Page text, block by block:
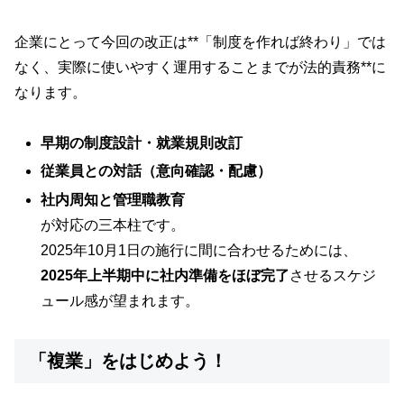
企業にとって今回の改正は**「制度を作れば終わり」では
なく、実際に使いやすく運用することまでが法的責務**に
なります。
早期の制度設計・就業規則改訂
従業員との対話（意向確認・配慮）
社内周知と管理職教育
が対応の三本柱です。
2025年10月1日の施行に間に合わせるためには、
2025年上半期中に社内準備をほぼ完了させるスケジ
ュール感が望まれます。
「複業」をはじめよう！